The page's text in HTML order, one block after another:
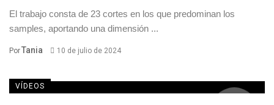
El trabajo consta de 23 cortes en los que predominan los
samples, aportando una dimensión ...
PorTania 10 de julio de 2024
VÍDEOS